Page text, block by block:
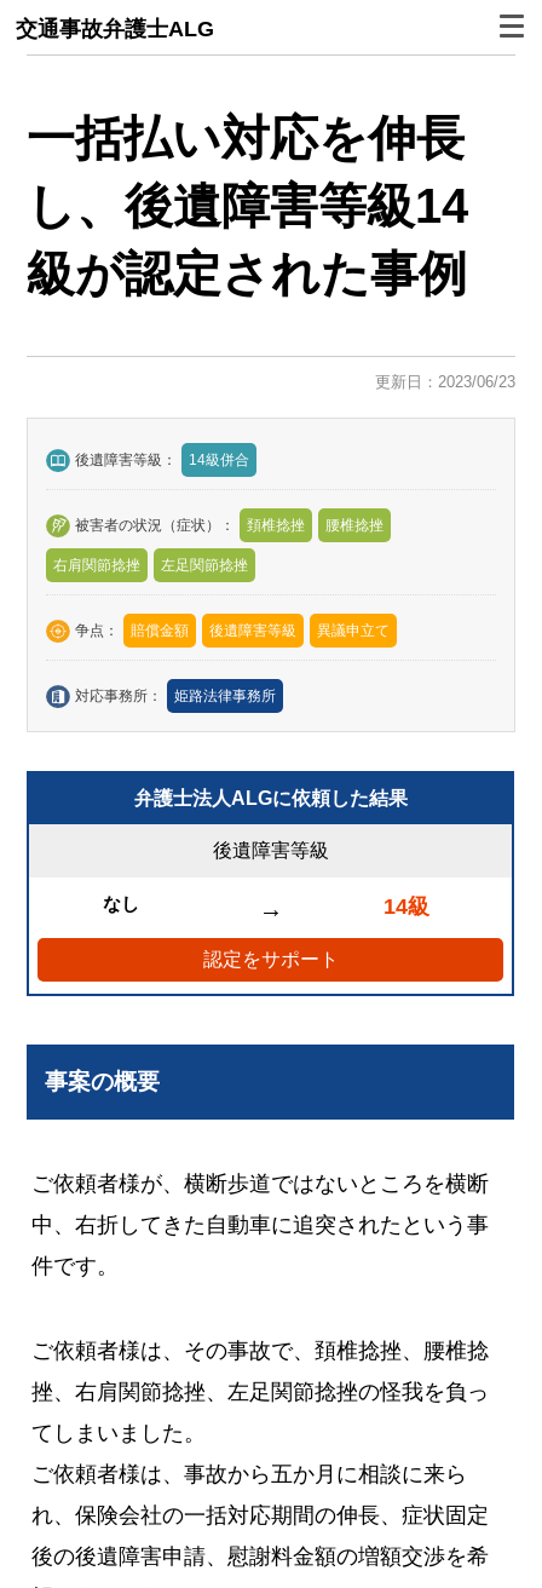
交通事故弁護士ALG
一括払い対応を伸長
し、後遺障害等級14
級が認定された事例
更新日：2023/06/23
後遺障害等級： 14級併合
被害者の状況（症状）： 頚椎捻挫 腰椎捻挫
右肩関節捻挫 左足関節捻挫
争点： 賠償金額 後遺障害等級 異議申立て
対応事務所： 姫路法律事務所
弁護士法人ALGに依頼した結果
後遺障害等級
なし → 14級
認定をサポート
事案の概要
ご依頼者様が、横断歩道ではないところを横断
中、右折してきた自動車に追突されたという事
件です。
ご依頼者様は、その事故で、頚椎捻挫、腰椎捻
挫、右肩関節捻挫、左足関節捻挫の怪我を負っ
てしまいました。
ご依頼者様は、事故から五か月に相談に来ら
れ、保険会社の一括対応期間の伸長、症状固定
後の後遺障害申請、慰謝料金額の増額交渉を希